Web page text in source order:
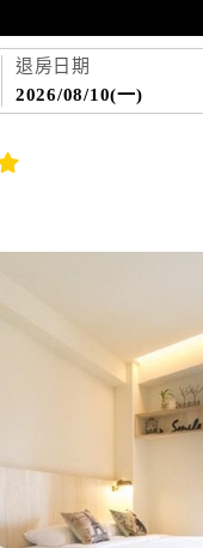
退房日期
2026/08/10(一)